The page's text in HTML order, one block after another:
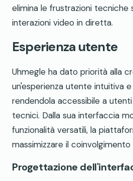
elimina le frustrazioni tecniche
interazioni video in diretta.
Esperienza utente
Uhmegle ha dato priorità alla
un'esperienza utente intuitiva
rendendola accessibile a
tecnici. Dalla sua interfaccia
funzionalità versatili, la
massimizzare il coinvolgimento
Progettazione